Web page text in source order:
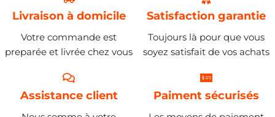
Livraison à domicile
Votre commande est
preparée et livrée chez vous
Satisfaction garantie
Toujours là pour que vous
soyez satisfait de vos achats
Assistance client Paiment sécurisés